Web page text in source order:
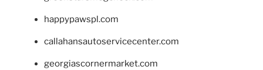
happypawspl.com
callahansautoservicecenter.com
georgiascornermarket.com